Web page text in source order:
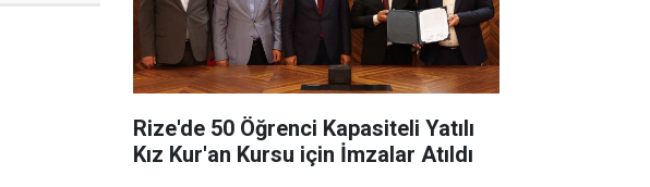
Rize'de 50 Öğrenci Kapasiteli Yatılı
Kız Kur'an Kursu için İmzalar Atıldı